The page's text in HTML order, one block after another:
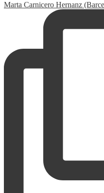
Marta Carnicero Hernanz